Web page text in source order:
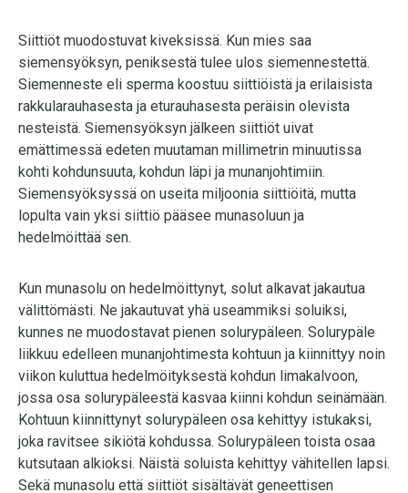
Siittiöt muodostuvat kiveksissä. Kun mies saa
siemensyöksyn, peniksestä tulee ulos siemennestettä.
Siemenneste eli sperma koostuu siittiöistä ja erilaisista
rakkularauhasesta ja eturauhasesta peräisin olevista
nesteistä. Siemensyöksyn jälkeen siittiöt uivat
emättimessä edeten muutaman millimetrin minuutissa
kohti kohdunsuuta, kohdun läpi ja munanjohtimiin.
Siemensyöksyssä on useita miljoonia siittiöitä, mutta
lopulta vain yksi siittiö pääsee munasoluun ja
hedelmöittää sen.
Kun munasolu on hedelmöittynyt, solut alkavat jakautua
välittömästi. Ne jakautuvat yhä useammiksi soluiksi,
kunnes ne muodostavat pienen solurypäleen. Solurypäle
liikkuu edelleen munanjohtimesta kohtuun ja kiinnittyy noin
viikon kuluttua hedelmöityksestä kohdun limakalvoon,
jossa osa solurypäleestä kasvaa kiinni kohdun seinämään.
Kohtuun kiinnittynyt solurypäleen osa kehittyy istukaksi,
joka ravitsee sikiötä kohdussa. Solurypäleen toista osaa
kutsutaan alkioksi. Näistä soluista kehittyy vähitellen lapsi.
Sekä munasolu että siittiöt sisältävät geneettisen